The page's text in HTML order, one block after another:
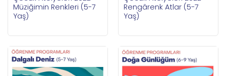
Müziğimin Renkleri (5-7
Yaş)
Rengârenk Atlar (5-7
Yaş)